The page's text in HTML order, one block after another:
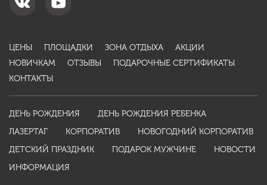
ЦЕНЫ ПЛОЩАДКИ ЗОНА ОТДЫХА
АКЦИИ
НОВИЧКАМ
ОТЗЫВЫ
ПОДАРОЧНЫЕ СЕРТИФИКАТЫ
КОНТАКТЫ
ДЕНЬ РОЖДЕНИЯ
ДЕНЬ РОЖДЕНИЯ РЕБЕНКА
ЛАЗЕРТАГ
КОРПОРАТИВ
НОВОГОДНИЙ КОРПОРАТИВ
ДЕТСКИЙ ПРАЗДНИК
ПОДАРОК МУЖЧИНЕ
НОВОСТИ
ИНФОРМАЦИЯ